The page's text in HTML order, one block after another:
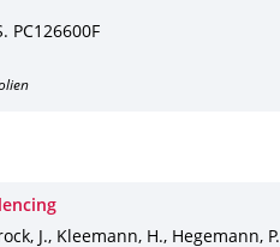
PC126600F
J., Kleemann, H., Hegemann, P.